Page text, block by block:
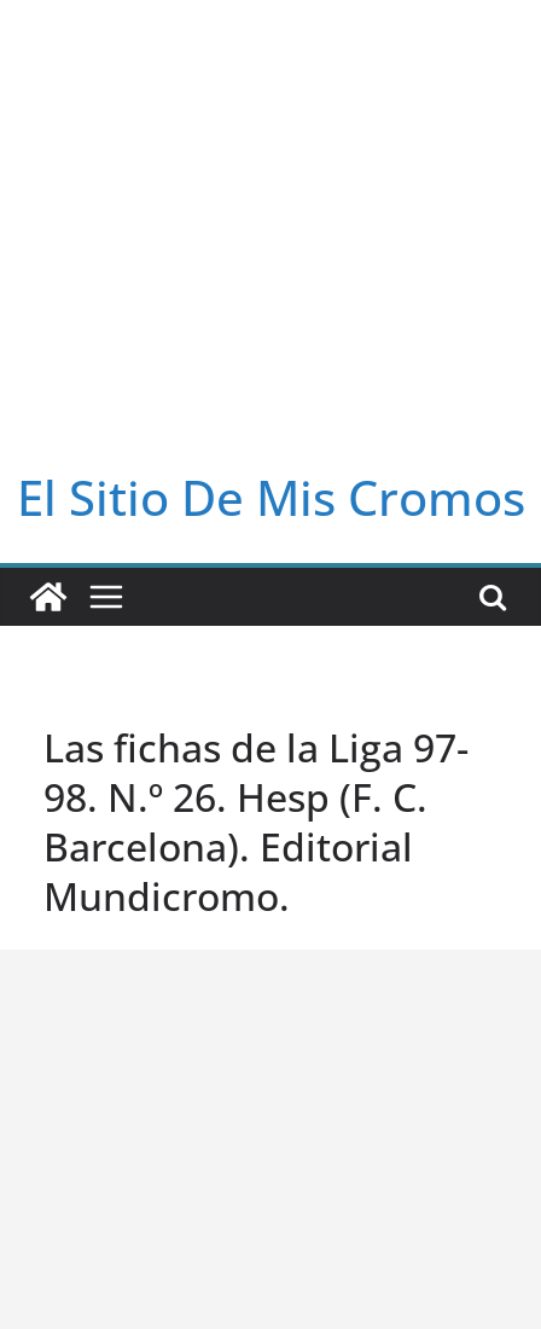
El Sitio De Mis Cromos
Las fichas de la Liga 97-
98. N.º 26. Hesp (F. C.
Barcelona). Editorial
Mundicromo.